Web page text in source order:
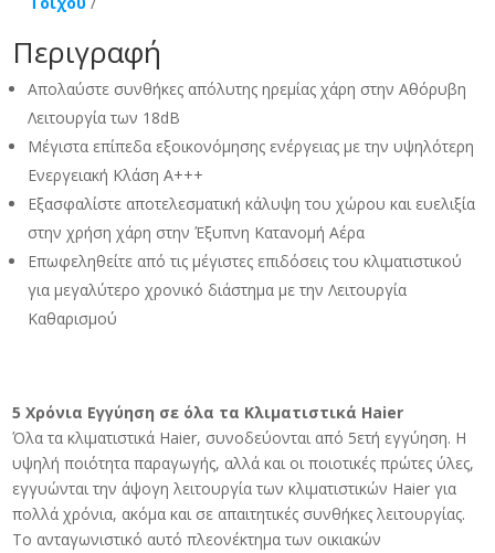
Περιγραφή
Απολαύστε συνθήκες απόλυτης ηρεμίας χάρη στην Αθόρυβη
Λειτουργία των 18dB
Μέγιστα επίπεδα εξοικονόμησης ενέργειας με την υψηλότερη
Ενεργειακή Κλάση Α+++
Εξασφαλίστε αποτελεσματική κάλυψη του χώρου και ευελιξία
στην χρήση χάρη στην Έξυπνη Κατανομή Αέρα
Επωφεληθείτε από τις μέγιστες επιδόσεις του κλιματιστικού
για μεγαλύτερο χρονικό διάστημα με την Λειτουργία
Καθαρισμού
5 Χρόνια Εγγύηση σε όλα τα Κλιματιστικά Haier
Όλα τα κλιματιστικά Haier, συνοδεύονται από 5ετή εγγύηση. Η
υψηλή ποιότητα παραγωγής, αλλά και οι ποιοτικές πρώτες ύλες,
εγγυώνται την άψογη λειτουργία των κλιματιστικών Haier για
πολλά χρόνια, ακόμα και σε απαιτητικές συνθήκες λειτουργίας.
Το ανταγωνιστικό αυτό πλεονέκτημα των οικιακών